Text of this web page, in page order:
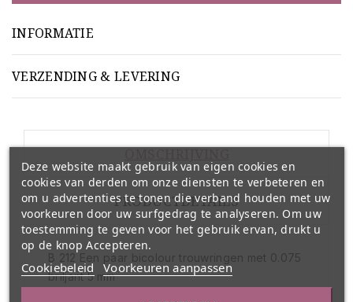
INFORMATIE
VERZENDING & LEVERING
PRODUCTDETAILS
B 212 Een paar bicolour trouwringen met 0.075
briljant 5 mm
Deze website maakt gebruik van eigen cookies en
cookies van derden om onze diensten te verbeteren en
om u advertenties te tonen die verband houden met uw
voorkeuren door uw surfgedrag te analyseren. Om uw
toestemming te geven voor het gebruik ervan, drukt u
op de knop Accepteren.
Cookiebeleid Voorkeuren aanpassen